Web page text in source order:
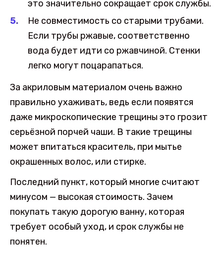
это значительно сокращает срок службы.
Не совместимость со старыми трубами.
Если трубы ржавые, соответственно
вода будет идти со ржавчиной. Стенки
легко могут поцарапаться.
За акриловым материалом очень важно
правильно ухаживать, ведь если появятся
даже микроскопические трещины это грозит
серьёзной порчей чаши. В такие трещины
может впитаться краситель, при мытье
окрашенных волос, или стирке.
Последний пункт, который многие считают
минусом — высокая стоимость. Зачем
покупать такую дорогую ванну, которая
требует особый уход, и срок службы не
понятен.